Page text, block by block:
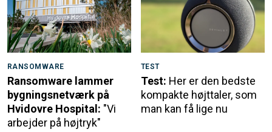
RANSOMWARE
Ransomware lammer
bygningsnetværk på
Hvidovre Hospital: "Vi
arbejder på højtryk"
TEST
Test: Her er den bedste
kompakte højttaler, som
man kan få lige nu